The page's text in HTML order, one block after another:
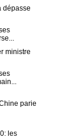
dépasse
ministre
parie
les